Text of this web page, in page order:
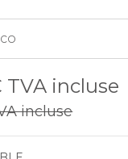
TVA incluse
incluse